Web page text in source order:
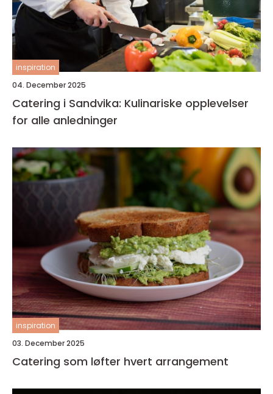
inspiration
04. December 2025
Catering i Sandvika: Kulinariske opplevelser
for alle anledninger
inspiration
03. December 2025
Catering som løfter hvert arrangement